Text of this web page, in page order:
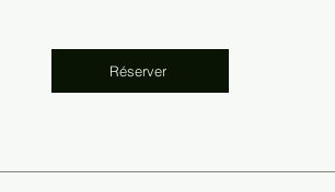
Réserver